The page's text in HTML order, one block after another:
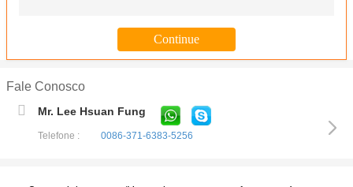
Fale Conosco
Mr. Lee Hsuan Fung
Telefone : 0086-371-6383-5256